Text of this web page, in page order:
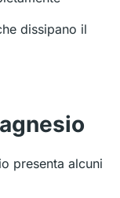
dissipano il
presenta alcuni